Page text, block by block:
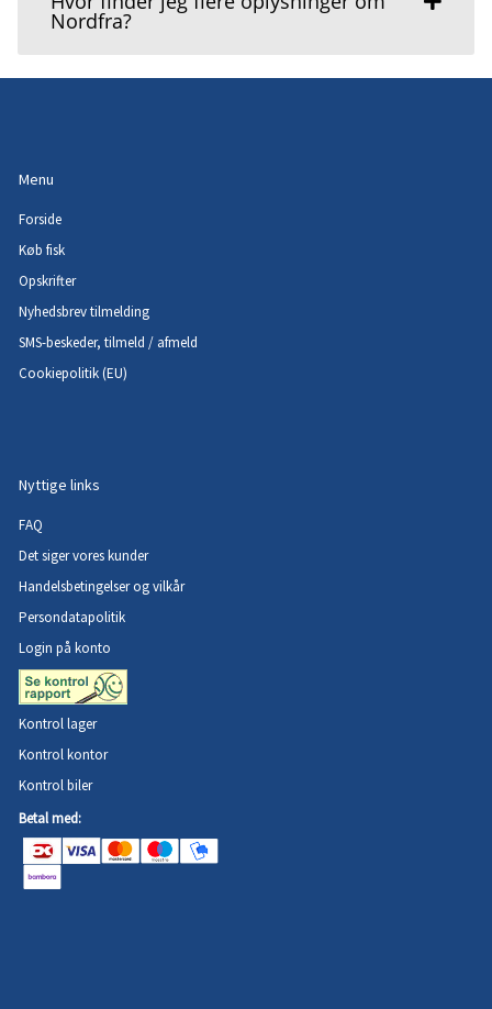
Nordfra?
Menu
Forside
Køb fisk
Opskrifter
Nyhedsbrev tilmelding
SMS-beskeder, tilmeld / afmeld
Cookiepolitik (EU)
Nyttige links
FAQ
Det siger vores kunder
Handelsbetingelser og vilkår
Persondatapolitik
Login på konto
Kontrol lager
Kontrol kontor
Kontrol biler
Betal med: